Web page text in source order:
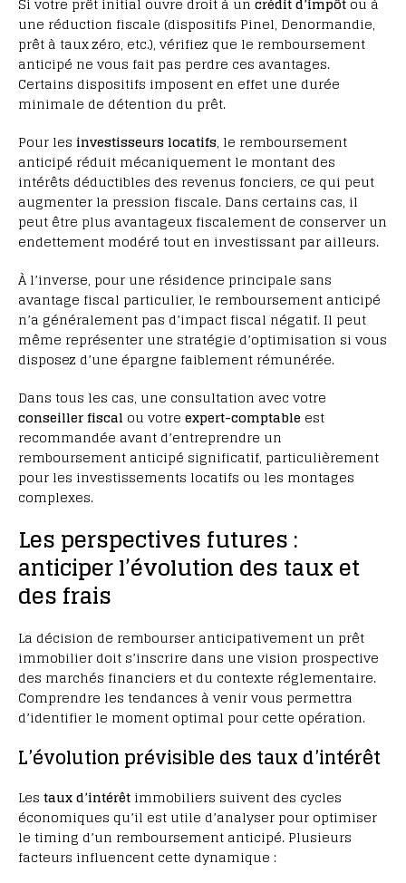
une réduction fiscale (dispositifs Pinel, Denormandie,
prêt à taux zéro, etc.), vérifiez que le remboursement
anticipé ne vous fait pas perdre ces avantages.
Certains dispositifs imposent en effet une durée
minimale de détention du prêt.
Pour les investisseurs locatifs, le remboursement
anticipé réduit mécaniquement le montant des
intérêts déductibles des revenus fonciers, ce qui peut
augmenter la pression fiscale. Dans certains cas, il
peut être plus avantageux fiscalement de conserver un
endettement modéré tout en investissant par ailleurs.
À l’inverse, pour une résidence principale sans
avantage fiscal particulier, le remboursement anticipé
n’a généralement pas d’impact fiscal négatif. Il peut
même représenter une stratégie d’optimisation si vous
disposez d’une épargne faiblement rémunérée.
Dans tous les cas, une consultation avec votre
conseiller fiscal ou votre expert-comptable est
recommandée avant d’entreprendre un
remboursement anticipé significatif, particulièrement
pour les investissements locatifs ou les montages
complexes.
Les perspectives futures :
anticiper l’évolution des taux et
des frais
La décision de rembourser anticipativement un prêt
immobilier doit s’inscrire dans une vision prospective
des marchés financiers et du contexte réglementaire.
Comprendre les tendances à venir vous permettra
d’identifier le moment optimal pour cette opération.
L’évolution prévisible des taux d’intérêt
Les taux d’intérêt immobiliers suivent des cycles
économiques qu’il est utile d’analyser pour optimiser
le timing d’un remboursement anticipé. Plusieurs
facteurs influencent cette dynamique :